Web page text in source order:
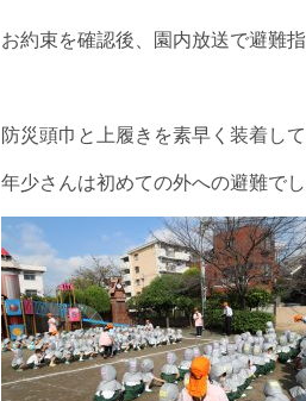
お約束を確認後、園内放送で避難指
防災頭巾と上履きを素早く装着し
年少さんは初めての外への避難でし